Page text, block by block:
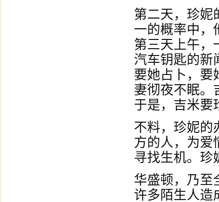
第二天，珍妮
一的概率中，
第三天上午，
汽车钥匙的新
要她占卜，要
妻彻夜不眠。
于是，吉米要
不料，珍妮的
方的人，为爱
寻找生机。珍
华盛顿，乃至
许多陌生人造